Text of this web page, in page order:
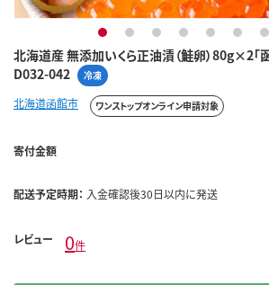
北海道産 無添加いくら正油漬（鮭卵）80g×2「
D032-042
冷凍
1 2 3 4 5 6 7
北海道函館市 ワンストップオンライン申請対象
寄付金額
配送予定時期： 入金確認後30日以内に発送
レビュー 0件